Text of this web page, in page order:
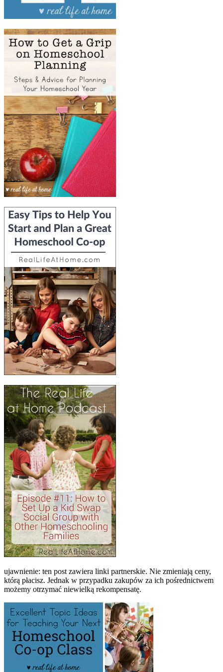
ujawnienie: ten post zawiera linki partnerskie. Nie zmieniają ceny,
którą płacisz. Jednak w przypadku zakupów za ich pośrednictwem
możemy otrzymać niewielką rekompensatę.